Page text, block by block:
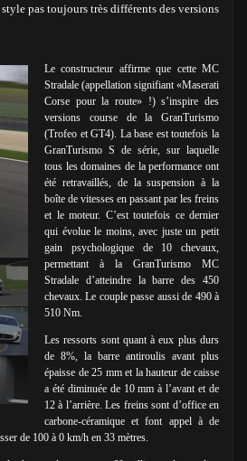
pas toujours très différents des versions
Le constructeur affirme que cette MC
Stradale (appellation signifiant «Maserati
Corse pour la route» !) s’inspire des
versions course de la GranTurismo
(Trofeo et GT4). La base est toutefois la
GranTurismo S de série, sur laquelle
tous les domaines de la performance ont
été retravaillés, de la suspension à la
boîte de vitesses en passant par les freins
et le moteur. C’est toutefois ce dernier
qui évolue le moins, avec juste un petit
gain psychologique de 10 chevaux,
permettant à la GranTurismo MC
Stradale d’atteindre la barre des 450
chevaux. Le couple passe aussi de 490 à
510 Nm.
Les ressorts sont quant à eux plus durs
de 8%, la barre antiroulis avant plus
épaisse de 25 mm et la hauteur de caisse
a été diminuée de 10 mm à l’avant et de
12 à l’arrière. Les freins sont d’office en
carbone-céramique et font appel à de
de 100 à 0 km/h en 33 mètres.